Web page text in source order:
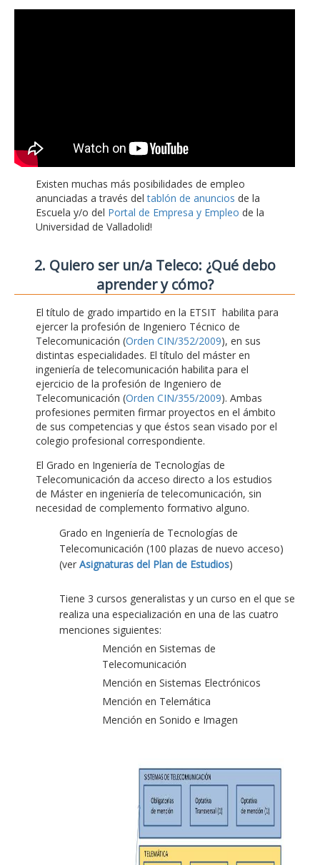
Existen muchas más posibilidades de empleo
anunciadas a través deltablón de anuncios de la
Escuela y/o del Portal de Empresa y Empleo de la
Universidad de Valladolid!
2. Quiero ser un/a Teleco: ¿Qué debo
aprender y cómo?
El título de grado impartido en la ETSIT habilita para
ejercer la profesión de Ingeniero Técnico de
Telecomunicación (Orden CIN/352/2009), en sus
distintas especialidades. El título del máster en
ingeniería de telecomunicación habilita para el
ejercicio de la profesión de Ingeniero de
Telecomunicación (Orden CIN/355/2009). Ambas
profesiones permiten firmar proyectos en el ámbito
de sus competencias y que éstos sean visado por el
colegio profesional correspondiente.
El Grado en Ingeniería de Tecnologías de
Telecomunicación da acceso directo a los estudios
de Máster en ingeniería de telecomunicación, sin
necesidad de complemento formativo alguno.
Grado en Ingeniería de Tecnologías de
Telecomunicación (100 plazas de nuevo acceso)
(ver Asignaturas del Plan de Estudios)
Tiene 3 cursos generalistas y un curso en el que se
realiza una especialización en una de las cuatro
menciones siguientes:
Mención en Sistemas de
Telecomunicación
Mención en Sistemas Electrónicos
Mención en Telemática
Mención en Sonido e Imagen